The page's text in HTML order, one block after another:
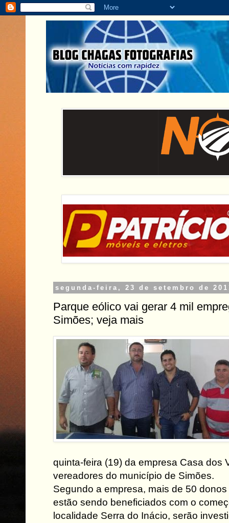
segunda-feira, 23 de setembro de
Parque eólico vai gerar 4 mil
Simões; veja mais
quinta-feira (19) da empresa Casa dos
vereadores do município de Simões.
Segundo a empresa, mais de 50
estão sendo beneficiados com o
localidade Serra do Inácio, serão